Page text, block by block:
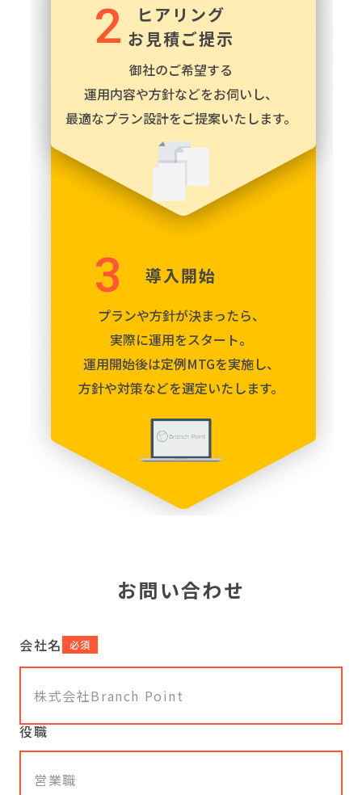
2
ヒアリング
お見積ご提示
御社のご希望する
運用内容や方針などをお伺いし、
最適なプラン設計をご提案いたします。
3 導入開始
プランや方針が決まったら、
実際に運用をスタート。
運用開始後は定例MTGを実施し、
方針や対策などを選定いたします。
お問い合わせ
会社名 必須
役職